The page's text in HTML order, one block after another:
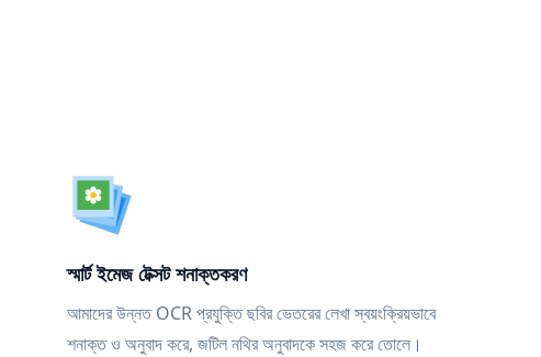
স্মার্ট ইমেজ টেক্সট শনাক্তকরণ
আমাদের উন্নত OCR প্রযুক্তি ছবির ভেতরের লেখা স্বয়ংক্রিয়ভাবে
শনাক্ত ও অনুবাদ করে, জটিল নথির অনুবাদকে সহজ করে তোলে।